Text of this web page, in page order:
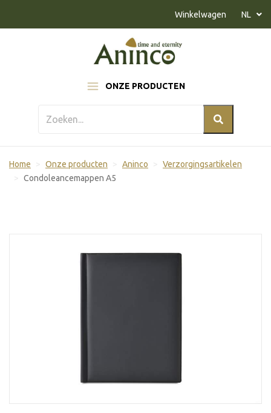
ONZE PRODUCTEN
Winkelwagen NL
Home Onze producten Aninco
Verzorgingsartikelen
Condoleancemappen A5